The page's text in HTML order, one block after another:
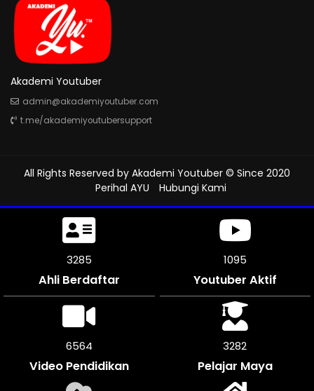
Akademi Youtuber
admin@akademiyoutuber.com
t.me/akademiyoutubersupport
All Rights Reserved by Akademi Youtuber © Since 2020
Perihal AYU
Hubungi Kami
3603
Ahli Berdaftar
1201
Youtuber Aktif
7200
Video Pendidikan
3600
Pelajar Maya